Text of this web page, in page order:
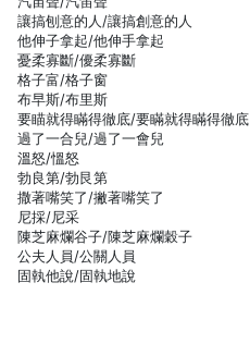
讓搞刨意的人/讓搞創意的人
他伸子拿起/他伸手拿起
憂柔寡斷/優柔寡斷
格子富/格子窗
布早斯/布里斯
要瞄就得瞞得徹底/要瞞就得瞞得徹底
過了一合兒/過了一會兒
溫怒/慍怒
勃良第/勃艮第
撒著嘴笑了/撇著嘴笑了
尼採/尼采
陳芝麻爛谷子/陳芝麻爛穀子
公夫人員/公關人員
固執他說/固執地說